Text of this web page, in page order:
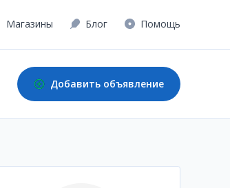
Магазины Блог Помощь
Добавить объявление